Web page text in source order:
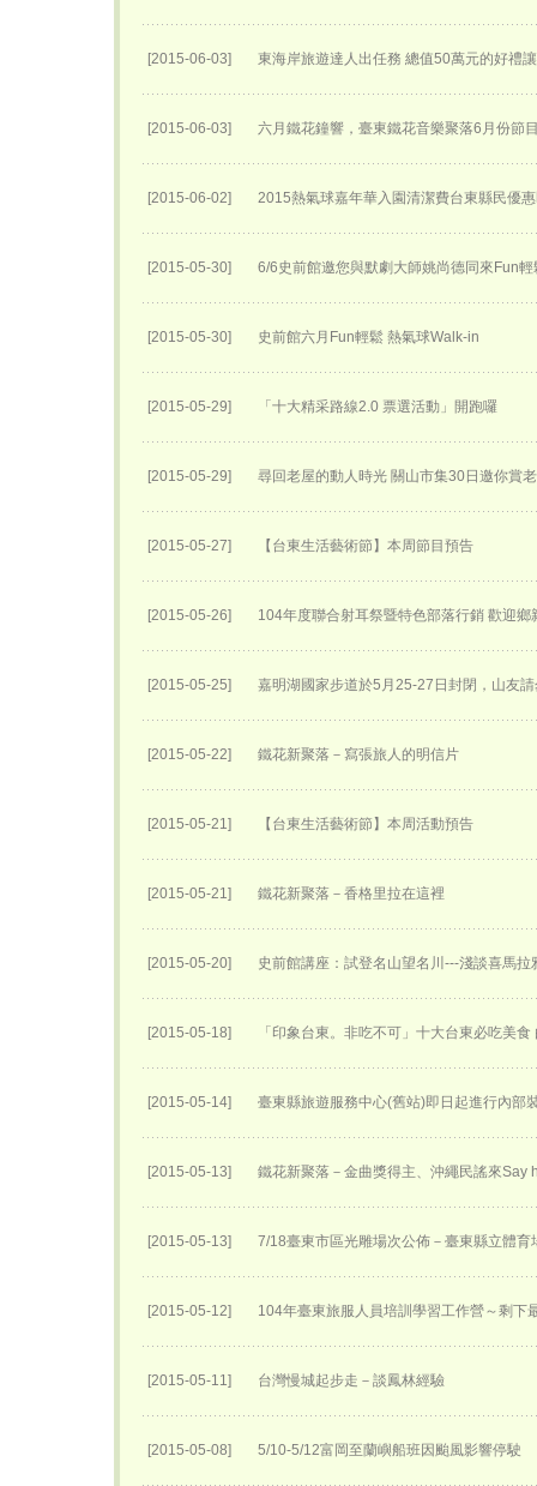
[2015-06-03] 東海岸旅遊達人出任務 總值50萬元的好禮
[2015-06-03] 六月鐵花鐘響，臺東鐵花音樂聚落6月份節
[2015-06-02] 2015熱氣球嘉年華入園清潔費台東縣民優
[2015-05-30] 6/6史前館邀您與默劇大師姚尚德同來Fun輕
[2015-05-30] 史前館六月Fun輕鬆 熱氣球Walk-in
[2015-05-29] 「十大精采路線2.0 票選活動」開跑囉
[2015-05-29] 尋回老屋的動人時光 關山市集30日邀你賞
[2015-05-27] 【台東生活藝術節】本周節目預告
[2015-05-26] 104年度聯合射耳祭暨特色部落行銷 歡迎鄉
[2015-05-25] 嘉明湖國家步道於5月25-27日封閉，山友
[2015-05-22] 鐵花新聚落－寫張旅人的明信片
[2015-05-21] 【台東生活藝術節】本周活動預告
[2015-05-21] 鐵花新聚落－香格里拉在這裡
[2015-05-20] 史前館講座：試登名山望名川---淺談喜馬拉
[2015-05-18] 「印象台東。非吃不可」十大台東必吃美食
[2015-05-14] 臺東縣旅遊服務中心(舊站)即日起進行內部
[2015-05-13] 鐵花新聚落－金曲獎得主、沖繩民謠來Say
[2015-05-13] 7/18臺東市區光雕場次公佈－臺東縣立體育
[2015-05-12] 104年臺東旅服人員培訓學習工作營～剩下
[2015-05-11] 台灣慢城起步走－談鳳林經驗
[2015-05-08] 5/10-5/12富岡至蘭嶼船班因颱風影響停駛